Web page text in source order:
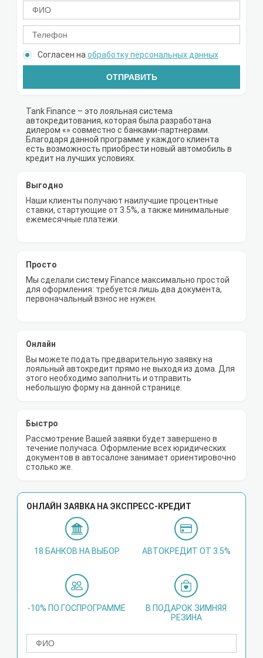
Согласен наобработку персональных данных
ОТПРАВИТЬ
Tank Finance – это лояльная система
автокредитования, которая была разработана
дилером «» совместно с банками-партнерами.
Благодаря данной программе у каждого клиента
есть возможность приобрести новый автомобиль в
кредит на лучших условиях.
Выгодно
Наши клиенты получают наилучшие процентные
ставки, стартующие от 3.5%, а также минимальные
ежемесячные платежи.
Просто
Мы сделали систему Finance максимально простой
для оформления: требуется лишь два документа,
первоначальный взнос не нужен.
Онлайн
Вы можете подать предварительную заявку на
лояльный автокредит прямо не выходя из дома. Для
этого необходимо заполнить и отправить
небольшую форму на данной странице.
Быстро
Рассмотрение Вашей заявки будет завершено в
течение получаса. Оформление всех юридических
документов в автосалоне занимает ориентировочно
столько же.
ОНЛАЙН ЗАЯВКА НА ЭКСПРЕСС-КРЕДИТ
18 БАНКОВ НА ВЫБОР АВТОКРЕДИТ ОТ 3.5%
-10% ПО ГОСПРОГРАММЕ
В ПОДАРОК ЗИМНЯЯ
РЕЗИНА